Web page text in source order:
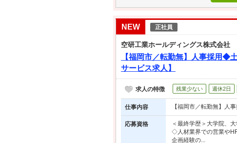
NEW 正社員
空研工業ホールディングス株式会社
【福岡市／転勤無】人事採用◆
サービス求人】
求人の特徴 残業少ない 週休2日
仕事内容 【福岡市／転勤無】人
応募資格
＜最終学歴＞大学院、
◇人材業界での営業や
企画経験の...